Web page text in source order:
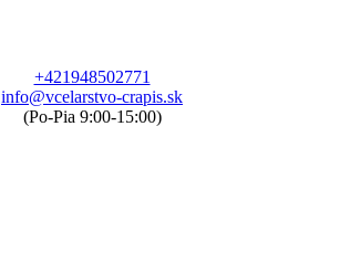
+421948502771
info@vcelarstvo-crapis.sk
(Po-Pia 9:00-15:00)